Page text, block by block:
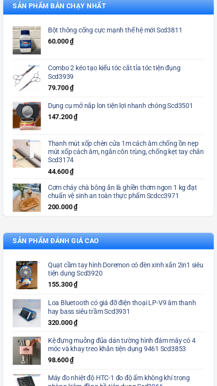
SẢN PHẨM BÁN CHẠY NHẤT
Bột thông cống cực mạnh thế hệ mới Scd3811
60.000₫
Combo 2 kéo tạo kiểu tóc cắt tỉa tóc tiện đụng
Scd3939
79.700₫
Dụng cụ mở nắp lon tiện lợi nhanh chóng Scd3501
147.200₫
Thanh mút xốp chèn cửa 1m cách âm chống ồn nẹp
mút xốp cách âm, ngăn côn trùng, chống kẹt tay chân
Scd3174
44.600₫
Cơm cháy chà bông ăn là ghiền thơm ngon 1 kg đạt
chuẩn vệ sinh an toàn thực phẩm Scdcc3971
200.000₫
SẢN PHẨM ĐÁNH GIÁ CAO
Quạt cầm tay hình Doremon có đèn xinh xắn 2in1 siêu
tiện dụng Scd3920
155.300₫
Loa Bluetooth có giá đỡ điện thoại LP-V9 âm thanh
hay bass siêu trầm Scd3931
320.000₫
Kệ đựng muỗng đũa dán tường hình đám mây có 4
móc và khay treo khăn tiện dụng 9461 Scd3853
98.600₫
Máy đo nhiệt độ HTC-1 đo độ ẩm không khí trong